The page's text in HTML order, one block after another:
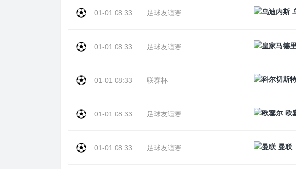
01-01 08:33 足球友谊赛
01-01 08:33 足球友谊赛
01-01 08:33 联赛杯
01-01 08:33 足球友谊赛 欧
01-01 08:33 足球友谊赛 曼联